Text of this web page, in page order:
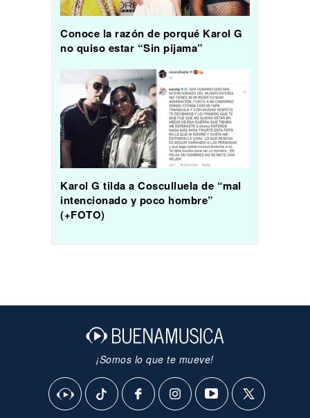
Conoce la razón de porqué Karol G
no quiso estar “Sin pijama”
Karol G tilda a Cosculluela de “mal
intencionado y poco hombre”
(+FOTO)
¡Somos lo que te mueve!